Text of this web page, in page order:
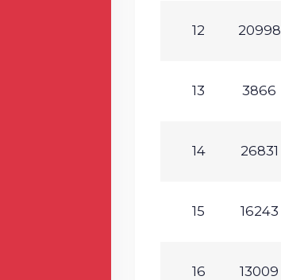
12 20998
13 3866
14 26831
15 16243
16 13009